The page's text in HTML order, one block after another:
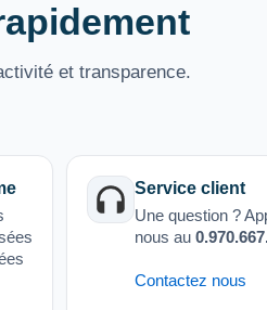
et transparence.
Service client
Une question ?
nous au
Contactez nous